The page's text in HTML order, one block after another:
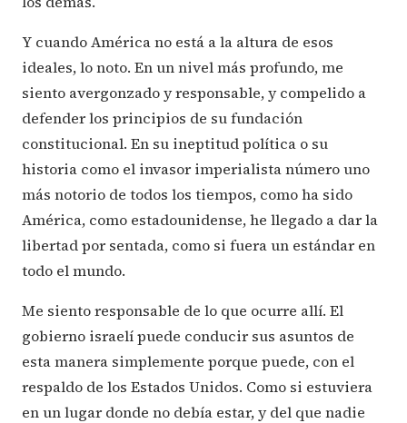
Y cuando América no está a la altura de esos
ideales, lo noto. En un nivel más profundo, me
siento avergonzado y responsable, y compelido a
defender los principios de su fundación
constitucional. En su ineptitud política o su
historia como el invasor imperialista número uno
más notorio de todos los tiempos, como ha sido
América, como estadounidense, he llegado a dar la
libertad por sentada, como si fuera un estándar en
todo el mundo.
Me siento responsable de lo que ocurre allí. El
gobierno israelí puede conducir sus asuntos de
esta manera simplemente porque puede, con el
respaldo de los Estados Unidos. Como si estuviera
en un lugar donde no debía estar, y del que nadie